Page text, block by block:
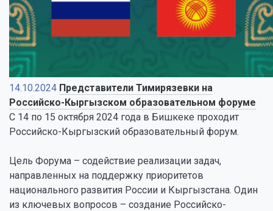
14.10.2024 Представители Тимирязевки на
Российско-Кыргызском образовательном форуме
С 14 по 15 октября 2024 года в Бишкеке проходит
Российско-Кыргызский образовательный форум.
Цель Форума – содействие реализации задач,
направленных на поддержку приоритетов
национального развития России и Кыргызстана. Один
из ключевых вопросов – создание Российско-